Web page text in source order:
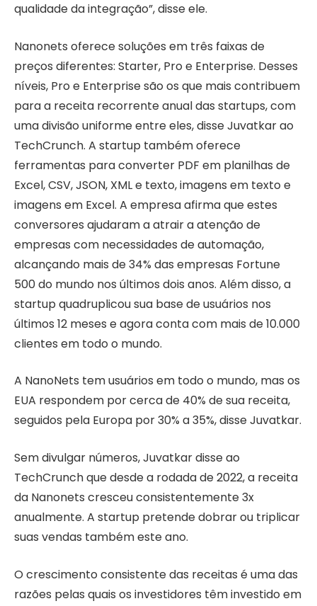
qualidade da integração”, disse ele.
Nanonets oferece soluções em três faixas de
preços diferentes: Starter, Pro e Enterprise. Desses
níveis, Pro e Enterprise são os que mais contribuem
para a receita recorrente anual das startups, com
uma divisão uniforme entre eles, disse Juvatkar ao
TechCrunch. A startup também oferece
ferramentas para converter PDF em planilhas de
Excel, CSV, JSON, XML e texto, imagens em texto e
imagens em Excel. A empresa afirma que estes
conversores ajudaram a atrair a atenção de
empresas com necessidades de automação,
alcançando mais de 34% das empresas Fortune
500 do mundo nos últimos dois anos. Além disso, a
startup quadruplicou sua base de usuários nos
últimos 12 meses e agora conta com mais de 10.000
clientes em todo o mundo.
A NanoNets tem usuários em todo o mundo, mas os
EUA respondem por cerca de 40% de sua receita,
seguidos pela Europa por 30% a 35%, disse Juvatkar.
Sem divulgar números, Juvatkar disse ao
TechCrunch que desde a rodada de 2022, a receita
da Nanonets cresceu consistentemente 3x
anualmente. A startup pretende dobrar ou triplicar
suas vendas também este ano.
O crescimento consistente das receitas é uma das
razões pelas quais os investidores têm investido em